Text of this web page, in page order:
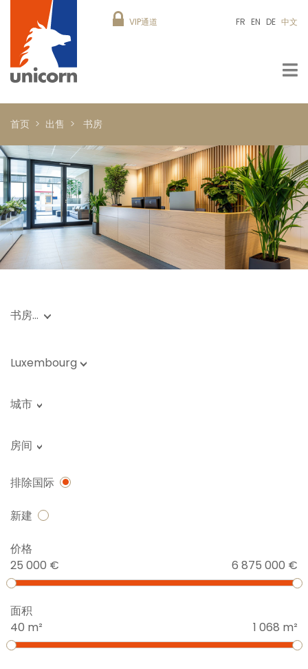
VIP通道 FR EN DE 中文
首页 出售 书房
书房…
Luxembourg
城市
房间
排除国际
新建
价格
25 000 €
6 875 000 €
面积
40 m²
1 068 m²